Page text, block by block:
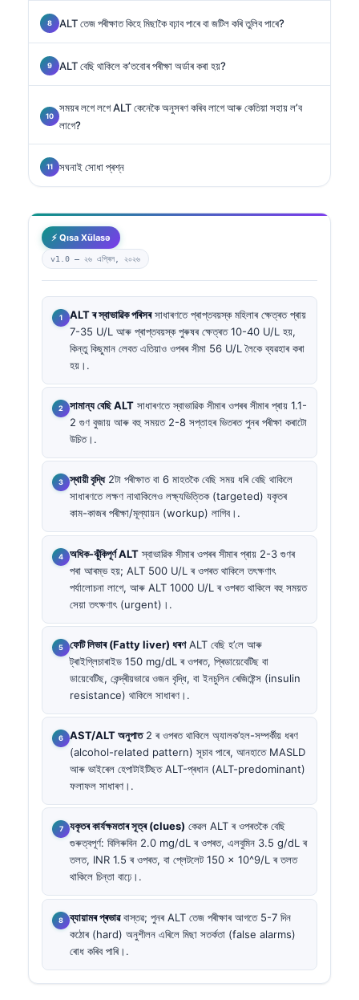
ALT তেজ পৰীক্ষাত কিহে মিছাকৈ বঢ়াব পাৰে বা জটিল কৰি তুলিব পাৰে?
ALT বেছি থাকিলে ক’তবোৰ পৰীক্ষা অৰ্ডাৰ কৰা হয়?
সময়ৰ লগে লগে ALT কেনেকৈ অনুসৰণ কৰিব লাগে আৰু কেতিয়া সহায় ল’ব
লাগে?
সঘনাই সোধা প্ৰশ্ন
⚡ Qısa Xülasə
v1.0 — ২৬ এপ্ৰিল, ২০২৬
ALT ৰ স্বাভাৱিক পৰিসৰসাধাৰণতে প্ৰাপ্তবয়স্ক মহিলাৰ ক্ষেত্ৰত প্ৰায়
7-35 U/L আৰু প্ৰাপ্তবয়স্ক পুৰুষৰ ক্ষেত্ৰত 10-40 U/L হয়,
কিন্তু কিছুমান লেবত এতিয়াও ওপৰৰ সীমা 56 U/L লৈকে ব্যৱহাৰ কৰা
হয়।.
সামান্য বেছি ALT সাধাৰণতে স্বাভাৱিক সীমাৰ ওপৰৰ সীমাৰ প্ৰায় 1.1-
2 গুণ বুজায় আৰু বহু সময়ত 2-8 সপ্তাহৰ ভিতৰত পুনৰ পৰীক্ষা কৰাটো
উচিত।.
স্থায়ী বৃদ্ধি2টা পৰীক্ষাত বা 6 মাহতকৈ বেছি সময় ধৰি বেছি থাকিলে
সাধাৰণতে লক্ষণ নাথাকিলেও লক্ষ্যভিত্তিক (targeted) যকৃতৰ
কাম-কাজৰ পৰীক্ষা/মূল্যায়ন (workup) লাগিব।.
অধিক-ঝুঁকিপূর্ণ ALTস্বাভাৱিক সীমাৰ ওপৰৰ সীমাৰ প্ৰায় 2-3 গুণৰ
পৰা আৰম্ভ হয়; ALT 500 U/L ৰ ওপৰত থাকিলে তৎক্ষণাৎ
পৰ্যালোচনা লাগে, আৰু ALT 1000 U/L ৰ ওপৰত থাকিলে বহু সময়ত
সেয়া তৎক্ষণাৎ (urgent)।.
ফেটি লিভাৰ (Fatty liver) ধৰণALT বেছি হ’লে আৰু
ট্ৰাইগ্লিচাৰাইড 150 mg/dL ৰ ওপৰত, প্ৰিডায়েবেটিছ বা
ডায়েবেটিছ, কেন্দ্ৰীয়ভাৱে ওজন বৃদ্ধি, বা ইনচুলিন ৰেজিষ্টেন্স (insulin
resistance) থাকিলে সাধাৰণ।.
AST/ALT অনুপাত2 ৰ ওপৰত থাকিলে অ্যালক’হল-সম্পৰ্কীয় ধৰণ
(alcohol-related pattern) সূচাব পাৰে, আনহাতে MASLD
আৰু ভাইৰেল হেপাটাইটিছত ALT-প্ৰধান (ALT-predominant)
ফলাফল সাধাৰণ।.
যকৃতৰ কাৰ্যক্ষমতাৰ সূত্ৰ (clues) কেৱল ALT ৰ ওপৰতকৈ বেছি
গুৰুত্বপূৰ্ণ: বিলিৰুবিন 2.0 mg/dL ৰ ওপৰত, এলবুমিন 3.5 g/dL ৰ
তলত, INR 1.5 ৰ ওপৰত, বা প্লেটলেট 150 × 10^9/L ৰ তলত
থাকিলে চিন্তা বাঢ়ে।.
ব্যায়ামৰ প্ৰভাৱবাস্তৱ; পুনৰ ALT তেজ পৰীক্ষাৰ আগতে 5-7 দিন
কঠোৰ (hard) অনুশীলন এৰিলে মিছা সতৰ্কতা (false alarms)
ৰোধ কৰিব পাৰি।.